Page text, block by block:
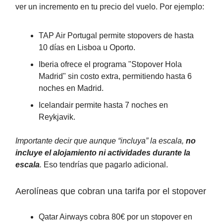
ver un incremento en tu precio del vuelo. Por ejemplo:
TAP Air Portugal permite stopovers de hasta
10 días en Lisboa u Oporto.
Iberia ofrece el programa "Stopover Hola
Madrid" sin costo extra, permitiendo hasta 6
noches en Madrid.
Icelandair permite hasta 7 noches en
Reykjavik.
Importante decir que aunque “incluya” la escala, no
incluye el alojamiento ni actividades durante la
escala. Eso tendrías que pagarlo adicional.
Aerolíneas que cobran una tarifa por el stopover
Qatar Airways cobra 80€ por un stopover en